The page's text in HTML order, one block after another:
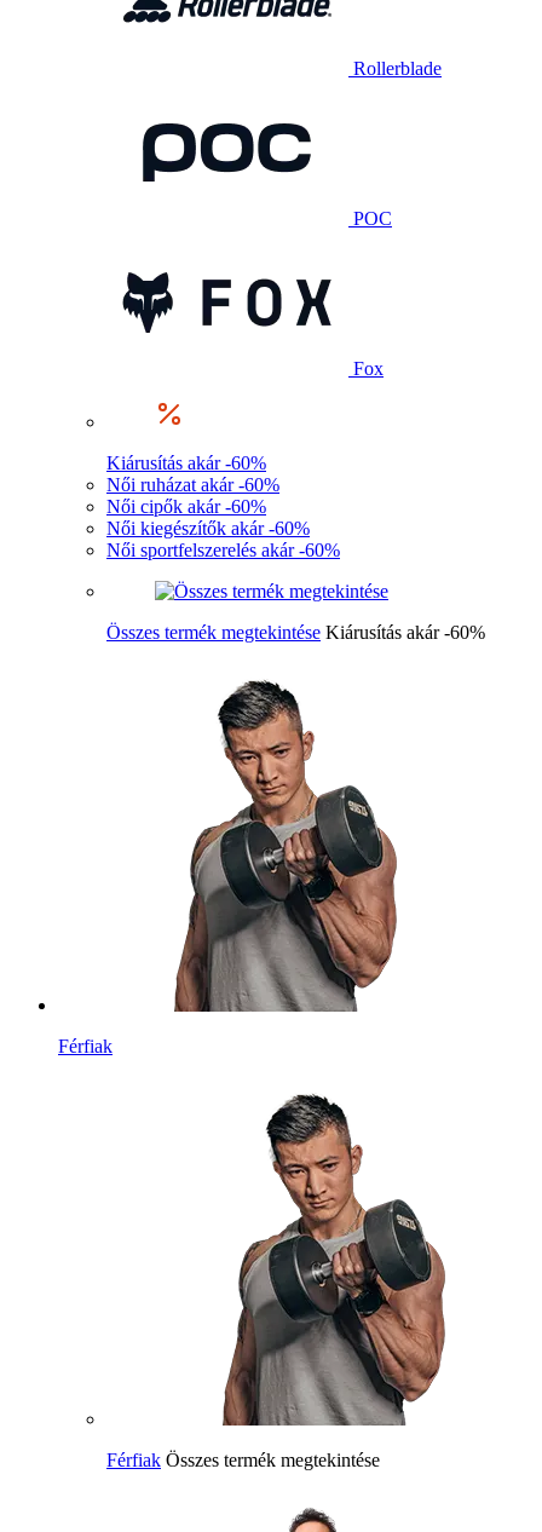
Rollerblade
POC
Fox
Kiárusítás akár -60%
Női ruházat akár -60%
Női cipők akár -60%
Női kiegészítők akár -60%
Női sportfelszerelés akár -60%
Összes termék megtekintése Kiárusítás akár -60%
Férfiak
Férfiak Összes termék megtekintése